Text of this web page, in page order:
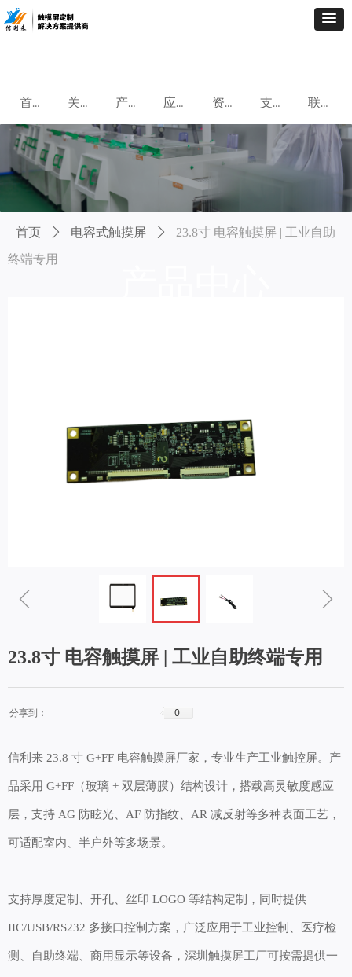
首页 关于我们 产品中心 应用案例 资讯中心 支持与服务 联系我们
首页 ꄲ 电容式触摸屏 ꄲ
23.8寸 电容触摸屏 | 工业自助
终端专用
ꁆ ꁇ
23.8寸 电容触摸屏 | 工业自助终端专用
信利来 23.8 寸 G+FF 电容触摸屏厂家，专业生产工业触控屏。产
品采用 G+FF（玻璃 + 双层薄膜）结构设计，搭载高灵敏度感应
层，支持 AG 防眩光、AF 防指纹、AR 减反射等多种表面工艺，
可适配室内、半户外等多场景。
支持厚度定制、开孔、丝印 LOGO 等结构定制，同时提供
IIC/USB/RS232 多接口控制方案，广泛应用于工业控制、医疗检
测、自助终端、商用显示等设备，深圳触摸屏工厂可按需提供一
分享到： 0